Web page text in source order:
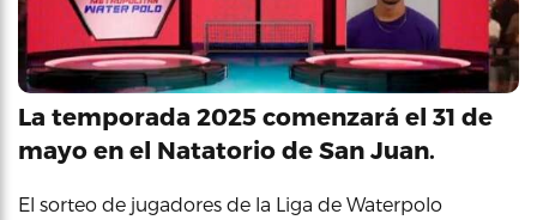
La temporada 2025 comenzará el 31 de
mayo en el Natatorio de San Juan.
El sorteo de jugadores de la Liga de Waterpolo